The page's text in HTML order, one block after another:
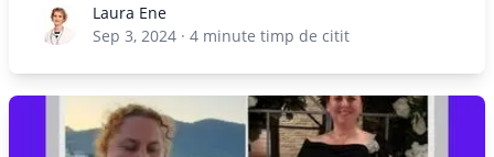
Laura EneLaura Ene
Sep 3, 2024 · 4 minute timp de citit